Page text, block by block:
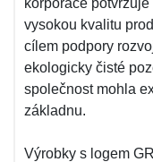
korporace
vysokou kvalitu
cílem podpory
ekologicky čisté
společnost mohla
základnu.
Výrobky s logem